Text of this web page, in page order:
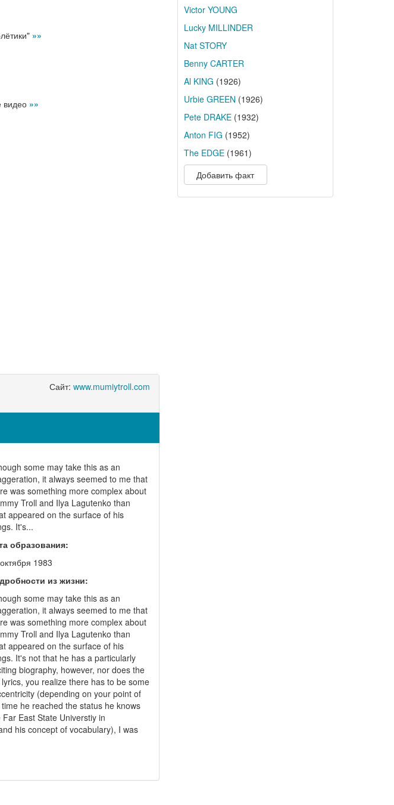
»»
видео »»
Сайт: www.mumiytroll.com
some may take this as an
it always seemed to me that
was something more complex about
Troll and Ilya Lagutenko than
appeared on the surface of his
It's...
образования:
1983
из жизни:
some may take this as an
it always seemed to me that
was something more complex about
Troll and Ilya Lagutenko than
appeared on the surface of his
It's not that he has a particularly
biography, however, nor does the
you realize there has to be some
(depending on your point of
he reached the status he knows
East State Universtiy in
his concept of vocabulary), I was
Victor YOUNG
Lucky MILLINDER
Nat STORY
Benny CARTER
Al KING (1926)
Urbie GREEN (1926)
Pete DRAKE(1932)
Anton FIG (1952)
The EDGE(1961)
Добавить факт